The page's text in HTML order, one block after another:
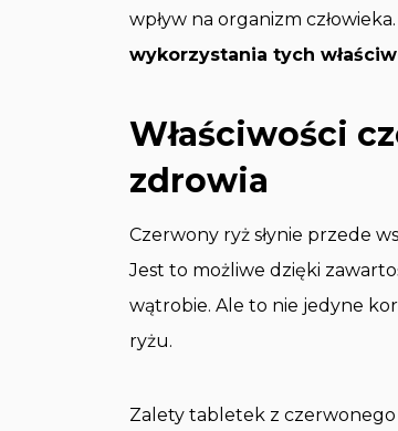
wpływ na organizm człowieka.
wykorzystania tych
Właściwości
zdrowia
Czerwony ryż słynie przede
Jest to możliwe dzięki
wątrobie. Ale to nie jedyne
ryżu.
Zalety tabletek z czerwonego